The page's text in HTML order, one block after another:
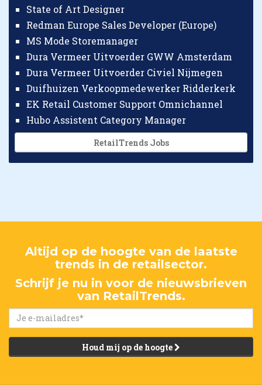
State of Art Designer
Redman Europe Sales Developer (Europe)
MS Mode Storemanager
Dura Vermeer Uitvoerder GWW Amsterdam
Dura Vermeer Uitvoerder Civiel Nijmegen
Duifhuizen Verkoopmedewerker Ridderkerk
EK Retail Customer Support Omnichannel
Hubo Assistent Category Manager
RetailTrends Jobs
Altijd op de hoogte van de laatste
trends in de retailsector.
Schrijf je nu in voor de nieuwsbrieven
van RetailTrends.
Houd mij op de hoogte